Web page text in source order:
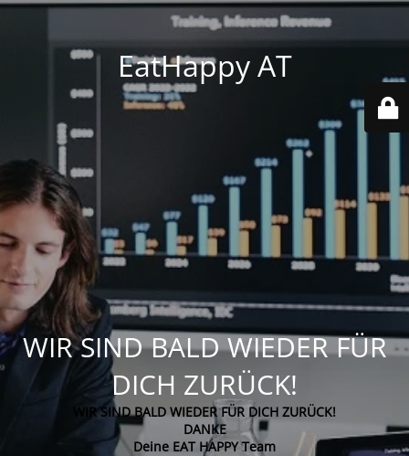
EatHappy AT
WIR SIND BALD WIEDER FÜR
DICH ZURÜCK!
WIR SIND BALD WIEDER FÜR DICH ZURÜCK!
DANKE
Deine EAT HAPPY Team